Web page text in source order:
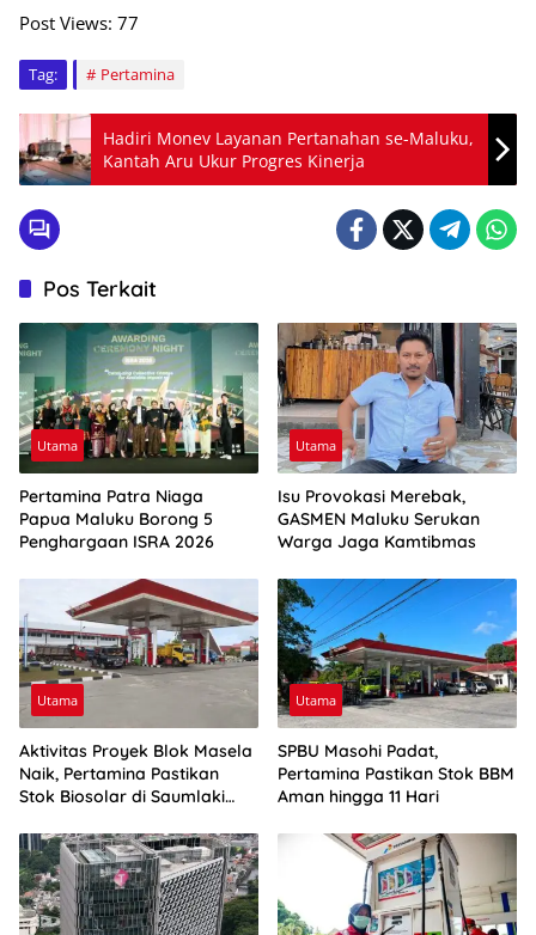
Post Views: 77
Tag: Pertamina
Hadiri Monev Layanan Pertanahan se-Maluku,
Kantah Aru Ukur Progres Kinerja
Pos Terkait
Utama
Pertamina Patra Niaga
Papua Maluku Borong 5
Penghargaan ISRA 2026
Utama
Isu Provokasi Merebak,
GASMEN Maluku Serukan
Warga Jaga Kamtibmas
Utama
Aktivitas Proyek Blok Masela
Naik, Pertamina Pastikan
Stok Biosolar di Saumlaki
Utama
SPBU Masohi Padat,
Pertamina Pastikan Stok BBM
Aman hingga 11 Hari